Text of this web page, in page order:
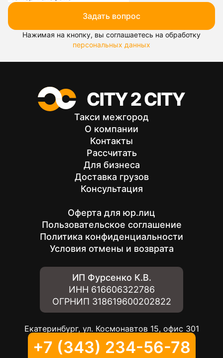
Задать вопрос
Нажимая на кнопку, вы соглашаетесь на обработку
персональных данных
Такси межгород
О компании
Контакты
Рассчитать
Для бизнеса
Доставка грузов
Консультация
Оферта для юр.лиц
Пользовательское соглашение
Политика конфиденциальности
Условия отмены и возврата
ИП Фурсенко К.В.
ИНН 616606322786
ОГРНИП 318619600202822
Екатеринбург, ул. Космонавтов 15, офис 301
+7 (343) 234-56-78